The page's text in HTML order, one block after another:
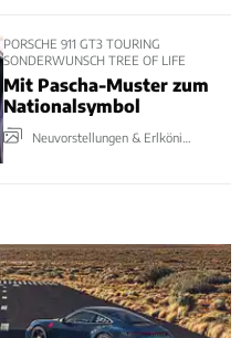
PORSCHE 911 GT3 TOURING
SONDERWUNSCH TREE OF LIFE
Mit Pascha-Muster zum
Nationalsymbol
Neuvorstellungen & Erlkönige